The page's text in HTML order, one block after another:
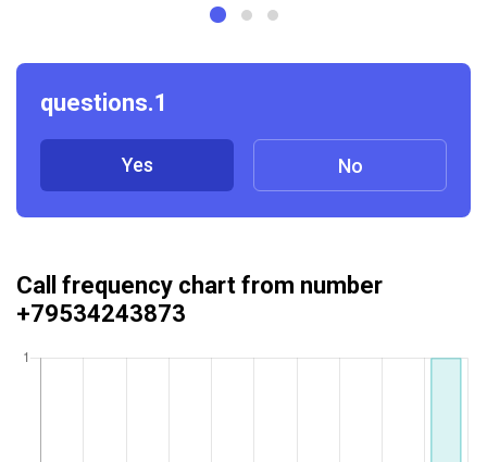
questions.1
Yes No
Call frequency chart from number
+79534243873